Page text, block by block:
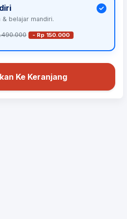
belajar mandiri.
- Rp 150.000
Ke Keranjang